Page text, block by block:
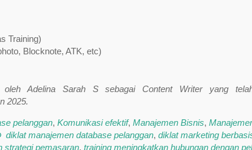
Training)
Blocknote, ATK, etc)
oleh Adelina Sarah S sebagai Content Writer yang
2025.
pelanggan, Komunikasi efektif, Manajemen Bisnis,
diklat manajemen database pelanggan, diklat marketing
strategi pemasaran, training meningkatkan hubungan dengan